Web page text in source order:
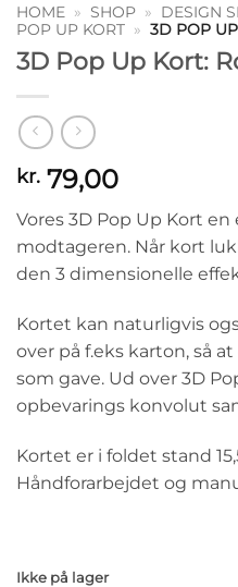
HOME » SHOP » DESIGN
POP UP KORT » 3D POP
3D Pop Up Kort:
kr. 79,00
Vores 3D Pop Up Kort
modtageren. Når kort
den 3 dimensionelle
Kortet kan naturligvis
over på f.eks karton, så
som gave. Ud over 3D
opbevarings konvolut
Kortet er i foldet stand
Håndforarbejdet og
Ikke på lager